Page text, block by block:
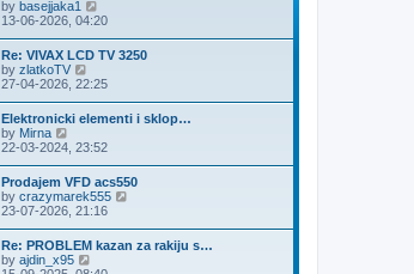
t
p
o
s
t
e
s
o
s
by basejjaka1
i
w
t
h
e
l
a
e
s
t
p
o
s
t
13-06-2026, 04:20
Re: VIVAX LCD TV 3250
by zlatkoTV
i
w
t
h
e
l
a
t
e
s
t
p
o
27-04-2026, 22:25
Elektronicki elementi i sklop…
by Mirna
w
t
h
e
l
a
t
22-03-2024, 23:52
Prodajem VFD acs550
by crazymarek555
t
23-07-2026, 21:16
Re: PROBLEM kazan za rakiju s…
by ajdin_x95